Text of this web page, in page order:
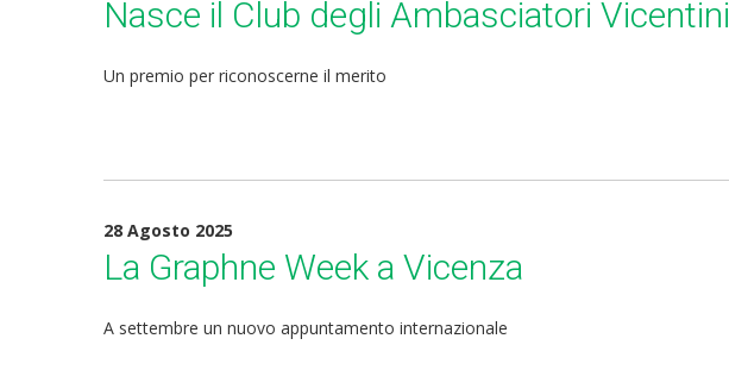
Nasce il Club degli Ambasciatori Vicentini
Un premio per riconoscerne il merito
28 Agosto 2025
La Graphne Week a Vicenza
A settembre un nuovo appuntamento internazionale